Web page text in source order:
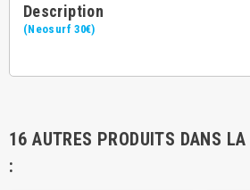
Description
(Neosurf 30€)
16 AUTRES PRODUITS DANS
: